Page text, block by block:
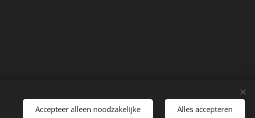
Accepteer alleen noodzakelijke Alles accepteren